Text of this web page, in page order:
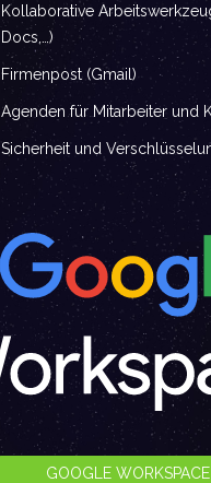
Kollaborative
Docs,…)
Firmenpost (Gmail)
Agenden für Mitarbeiter und
Sicherheit und
GOOGLE WORKSPACE